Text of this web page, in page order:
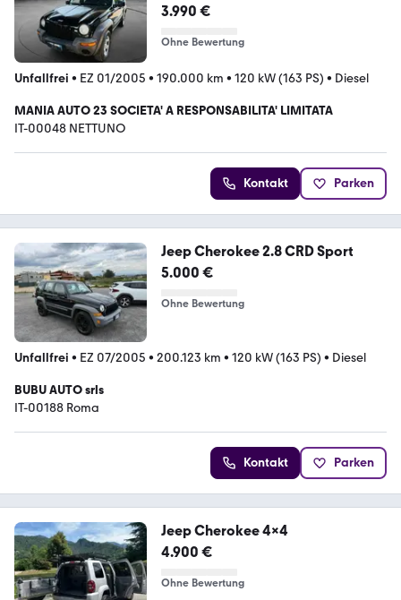
3.990 €
Ohne Bewertung
Unfallfrei • EZ 01/2005 • 190.000 km • 120 kW (163 PS) • Diesel
MANIA AUTO 23 SOCIETA' A RESPONSABILITA' LIMITATA
IT-00048 NETTUNO
Kontakt Parken
Jeep Cherokee 2.8 CRD Sport
5.000 €
Ohne Bewertung
Unfallfrei • EZ 07/2005 • 200.123 km • 120 kW (163 PS) • Diesel
BUBU AUTO srls
IT-00188 Roma
Kontakt Parken
Jeep Cherokee 4x4
4.900 €
Ohne Bewertung